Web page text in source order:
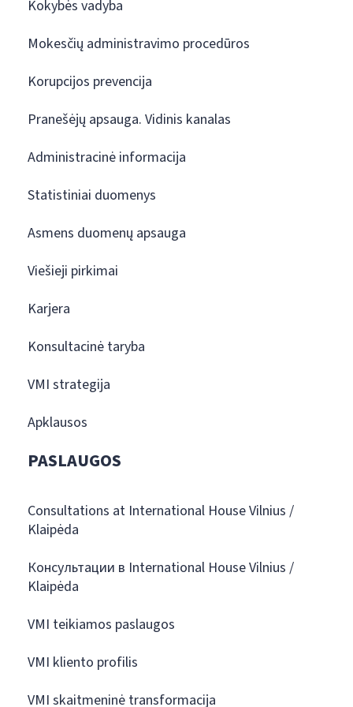
Kokybės vadyba
Mokesčių administravimo procedūros
Korupcijos prevencija
Pranešėjų apsauga. Vidinis kanalas
Administracinė informacija
Statistiniai duomenys
Asmens duomenų apsauga
Viešieji pirkimai
Karjera
Konsultacinė taryba
VMI strategija
Apklausos
PASLAUGOS
Consultations at International House Vilnius /
Klaipėda
Консультации в International House Vilnius /
Klaipėda
VMI teikiamos paslaugos
VMI kliento profilis
VMI skaitmeninė transformacija